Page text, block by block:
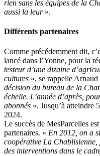
rien sans les équipes de la
aussi la leur».
Différents partenaires
Comme précédemment dit,
lancé dans l’Yonne, pour la
testeur d’une dizaine
cultures », se rappelle Arnaud
décision du bureau de la
échelle. L’année d’après,
abonnés ». Jusqu’à atteindre
2024.
Le succès de MesParcelles
partenaires. « En 2012, on a
coopérative La
des interventions dans le